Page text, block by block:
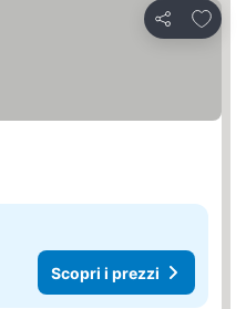
Condividi
Scopri i prezzi